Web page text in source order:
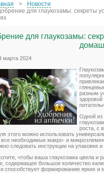
Новости
для глаукозамы: секреты
для глаукозамы:
марта 2024
разным
Одной из
роста, с
этого можно использовать
все необходимые макро- и
следовать инструкции на упаковке
чтобы ваша глаукозама цвела и
содержащее большое количество
способствует формированию ярких и